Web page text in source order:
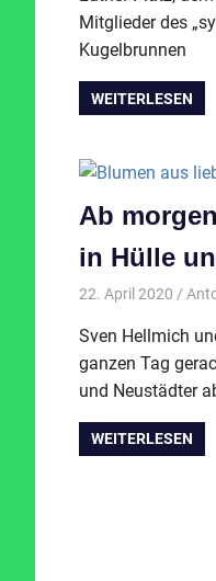
Mitglieder des
Kugelbrunnen
WEITERLESEN
Ab
in Hülle
22. April 2020
Sven Hellmich
ganzen Tag
und Neustädter
WEITERLESEN